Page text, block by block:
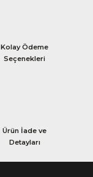
Kolay Ödeme
Seçenekleri
Ürün İade ve
Detayları